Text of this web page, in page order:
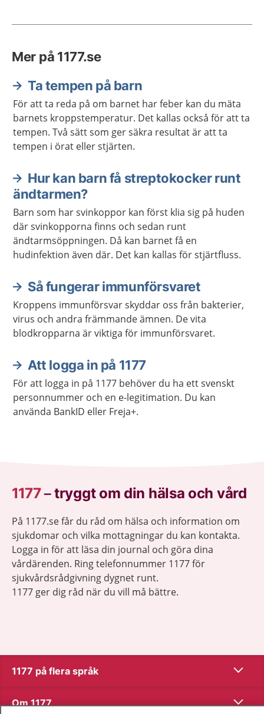
Mer på 1177.se
Ta tempen på barn
För att ta reda på om barnet har feber kan du mäta
barnets kroppstemperatur. Det kallas också för att ta
tempen. Två sätt som ger säkra resultat är att ta
tempen i örat eller stjärten.
Hur kan barn få streptokocker runt
ändtarmen?
Barn som har svinkoppor kan först klia sig på huden
där svinkopporna finns och sedan runt
ändtarmsöppningen. Då kan barnet få en
hudinfektion även där. Det kan kallas för stjärtfluss.
Så fungerar immunförsvaret
Kroppens immunförsvar skyddar oss från bakterier,
virus och andra främmande ämnen. De vita
blodkropparna är viktiga för immunförsvaret.
Att logga in på 1177
För att logga in på 1177 behöver du ha ett svenskt
personnummer och en e-legitimation. Du kan
använda BankID eller Freja+.
1177–tryggt om din hälsa och vård
På 1177.se får du råd om hälsa och information om
sjukdomar och vilka mottagningar du kan kontakta.
Logga in för att läsa din journal och göra dina
vårdärenden. Ring telefonnummer 1177 för
sjukvårdsrådgivning dygnet runt.
1177 ger dig råd när du vill må bättre.
1177 på flera språk Visa
Om 1177 Visa